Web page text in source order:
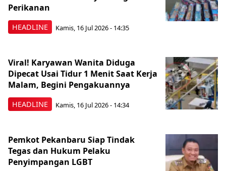
HEADLINE
Perikanan
Kamis, 16 Jul 2026 - 14:35
HEADLINE
Viral! Karyawan Wanita Diduga
Dipecat Usai Tidur 1 Menit Saat Kerja
Malam, Begini Pengakuannya
Kamis, 16 Jul 2026 - 14:34
Pemkot Pekanbaru Siap Tindak
Tegas dan Hukum Pelaku
Penyimpangan LGBT